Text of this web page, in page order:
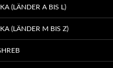
(LÄNDER A BIS L)
(LÄNDER M BIS Z)